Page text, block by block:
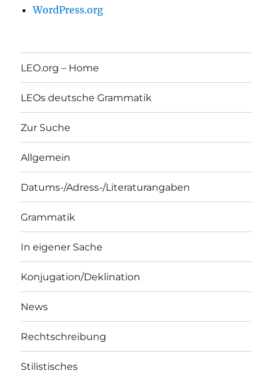
WordPress.org
LEO.org – Home
LEOs deutsche Grammatik
Zur Suche
Allgemein
Datums-/Adress-/Literaturangaben
Grammatik
In eigener Sache
Konjugation/Deklination
News
Rechtschreibung
Stilistisches